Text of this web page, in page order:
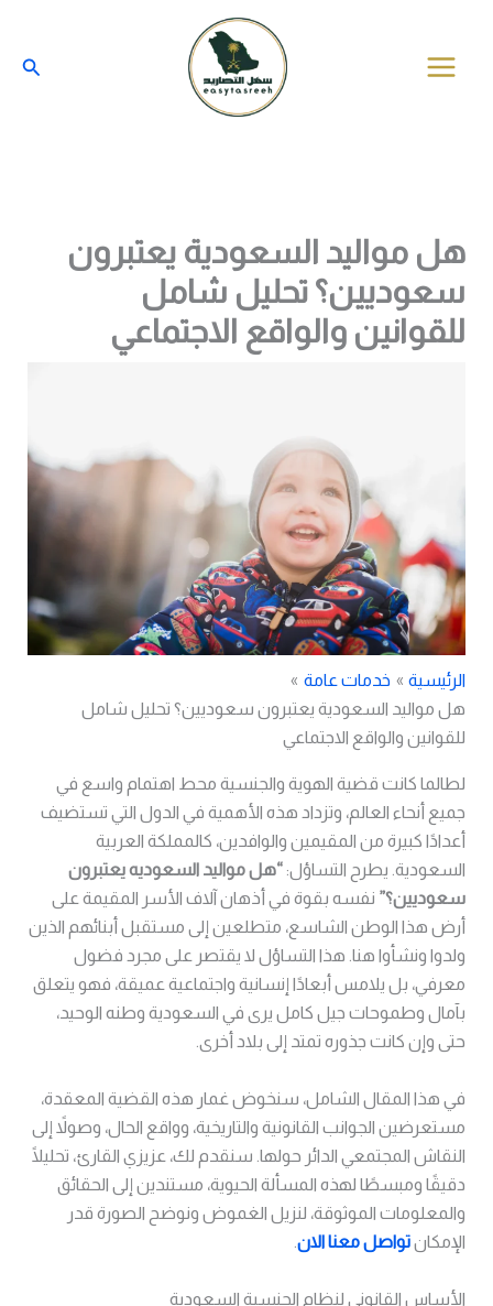
المحتوى
هل مواليد السعودية يعتبرون
سعوديين؟ تحليل شامل
للقوانين والواقع الاجتماعي
الرئيسية
خدمات عامة
هل مواليد السعودية يعتبرون سعوديين؟ تحليل شامل
للقوانين والواقع الاجتماعي
لطالما كانت قضية الهوية والجنسيةمحط اهتمام واسع في
جميع أنحاء العالم، وتزداد هذه الأهمية في الدول التي تستضيف
أعدادًا كبيرة من المقيمين والوافدين، كالمملكة العربية
السعودية. يطرح التساؤل: “هل مواليد السعوديه يعتبرون
سعوديين؟” نفسه بقوة في أذهان آلاف الأسر المقيمة على
أرض هذا الوطن الشاسع، متطلعين إلى مستقبل أبنائهم الذين
ولدوا ونشأوا هنا. هذا التساؤل لا يقتصر على مجرد فضول
معرفي، بل يلامس أبعادًا إنسانية واجتماعية عميقة، فهو يتعلق
بآمال وطموحات جيل كامل يرى في السعودية وطنه الوحيد،
حتى وإن كانت جذوره تمتد إلى بلاد أخرى.
في هذا المقال الشامل، سنخوض غمار هذه القضية المعقدة،
مستعرضين الجوانب القانونية والتاريخية، وواقع الحال، وصولاً إلى
النقاش المجتمعي الدائر حولها. سنقدم لك، عزيزي القارئ، تحليلًا
دقيقًا ومبسطًا لهذه المسألة الحيوية، مستندين إلى الحقائق
والمعلومات الموثوقة، لنزيل الغموض ونوضح الصورة قدر
الإمكانتواصل معنا الان.
الأساس القانوني لنظام الجنسية السعودية